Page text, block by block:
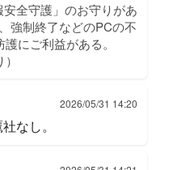
安全守護」のお守りがあ
強制終了などのPCの不
にご利益がある。
2026/05/31 14:20
なし。